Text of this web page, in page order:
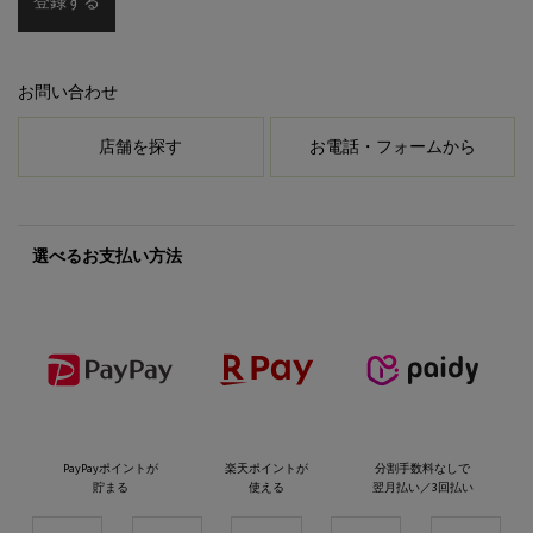
お問い合わせ
店舗を探す お電話・フォームから
選べるお支払い方法
PayPayポイントが
貯まる
楽天ポイントが
使える
分割手数料なしで
翌月払い／3回払い